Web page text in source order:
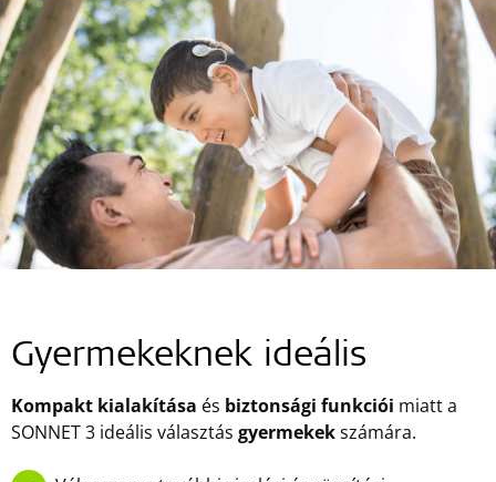
Gyermekeknek ideális
Kompakt kialakítása és biztonsági funkciói miatt a
SONNET 3 ideális választás gyermekekszámára.